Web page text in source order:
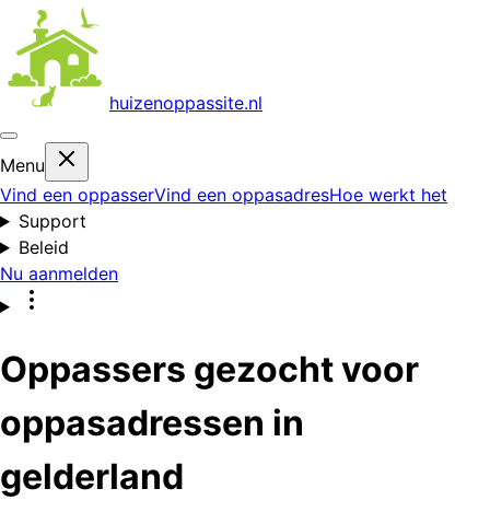
huizenoppassite.nl
Menu
Vind een oppasserVind een oppasadresHoe werkt het
Support
Beleid
Nu aanmelden
Oppassers gezocht voor
oppasadressen in
gelderland